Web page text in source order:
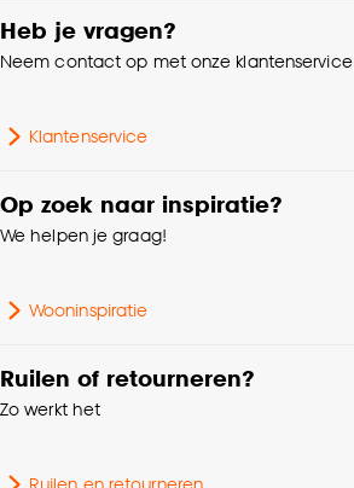
Heb je vragen?
Neem contact op met onze klantenservice
Klantenservice
Op zoek naar inspiratie?
We helpen je graag!
Wooninspiratie
Ruilen of retourneren?
Zo werkt het
Ruilen en retourneren